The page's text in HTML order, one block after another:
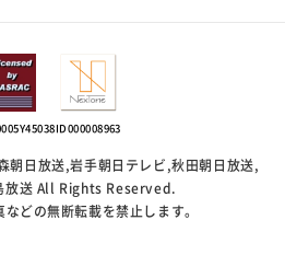
ID000008963
日放送,岩手朝日テレビ,秋田朝日放送,
放送 All Rights Reserved.
どの無断転載を禁止します。